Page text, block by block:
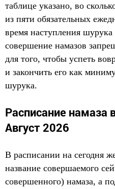
таблице указано, во
из пяти обязательных
время наступления
совершение намазов
для того, чтобы успеть
и закончить его как
шурука.
Расписание намаза
Август 2026
В расписании на сегодня
название совершаемого
совершенного) намаза, а